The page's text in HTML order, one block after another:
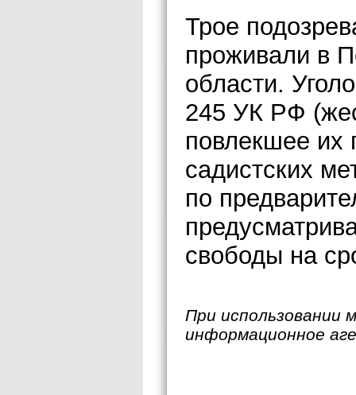
Трое
проживали в
области.
245 УК РФ
повлекшее их
садистских
по
свободы на
При использовании
информационное